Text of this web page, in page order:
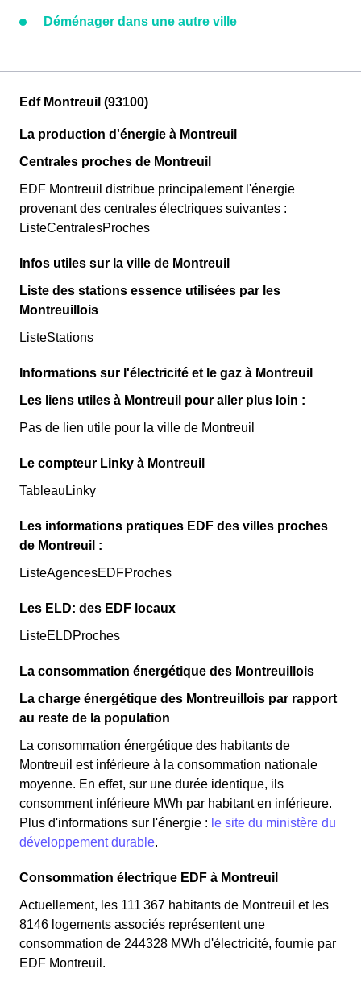
Déménager dans une autre ville
Edf Montreuil (93100)
La production d'énergie à Montreuil
Centrales proches de Montreuil
EDF Montreuil distribue principalement l'énergie
provenant des centrales électriques suivantes :
ListeCentralesProches
Infos utiles sur la ville de Montreuil
Liste des stations essence utilisées par les
Montreuillois
ListeStations
Informations sur l'électricité et le gaz à Montreuil
Les liens utiles à Montreuil pour aller plus loin :
Pas de lien utile pour la ville de Montreuil
Le compteur Linky à Montreuil
TableauLinky
Les informations pratiques EDF des villes proches
de Montreuil :
ListeAgencesEDFProches
Les ELD: des EDF locaux
ListeELDProches
La consommation énergétique des Montreuillois
La charge énergétique des Montreuillois par rapport
au reste de la population
La consommation énergétique des habitants de
Montreuil est inférieure à la consommation nationale
moyenne. En effet, sur une durée identique, ils
consomment inférieure MWh par habitant en inférieure.
Plus d'informations sur l'énergie : le site du ministère du
développement durable.
Consommation électrique EDF à Montreuil
Actuellement, les 111 367 habitants de Montreuil et les
8146 logements associés représentent une
consommation de 244328 MWh d'électricité, fournie par
EDF Montreuil.